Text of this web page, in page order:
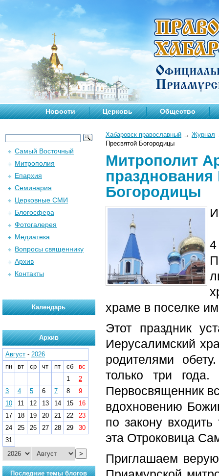
Новости Церковь Общество
Хабаровск православный → Журнал
Пресвятой Богородицы
Митрополит
Богородицы
4
храме в поселке
Этот праздник
Иерусалимский
родителями
только три
Первосвященник
вдохновению
по закону
эта Отроковица
Приглашаем
Самый Восточный
Митрополия
Епархия
Семинария
Церковные СМИ
Блогосфера
Фотогалерея
Медиатека
Вопросы священнику
Архив
Контакты
Календарь
Архив
Август - 2026
пн
вт ср чт пт сб
вс
1
2
3
4 5 6 7 8
9
10
11 12 13 14 15
16
17
18 19 20 21 22
23
24
25 26 27 28 29
30
31
>
Последние темы блогов